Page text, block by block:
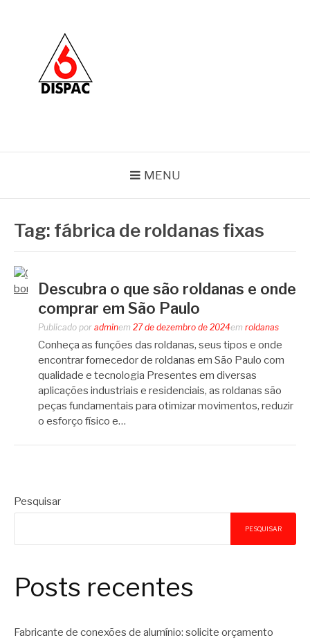
MENU
Tag: fábrica de roldanas fixas
Descubra o que são roldanas e onde
comprar em São Paulo
Publicado por adminem 27 de dezembro de 2024em roldanas
Conheça as funções das roldanas, seus tipos e onde
encontrar fornecedor de roldanas em São Paulo com
qualidade e tecnologia Presentes em diversas
aplicações industriais e residenciais, as roldanas são
peças fundamentais para otimizar movimentos, reduzir
o esforço físico e…
Pesquisar
PESQUISAR
Posts recentes
Fabricante de conexões de alumínio: solicite orçamento